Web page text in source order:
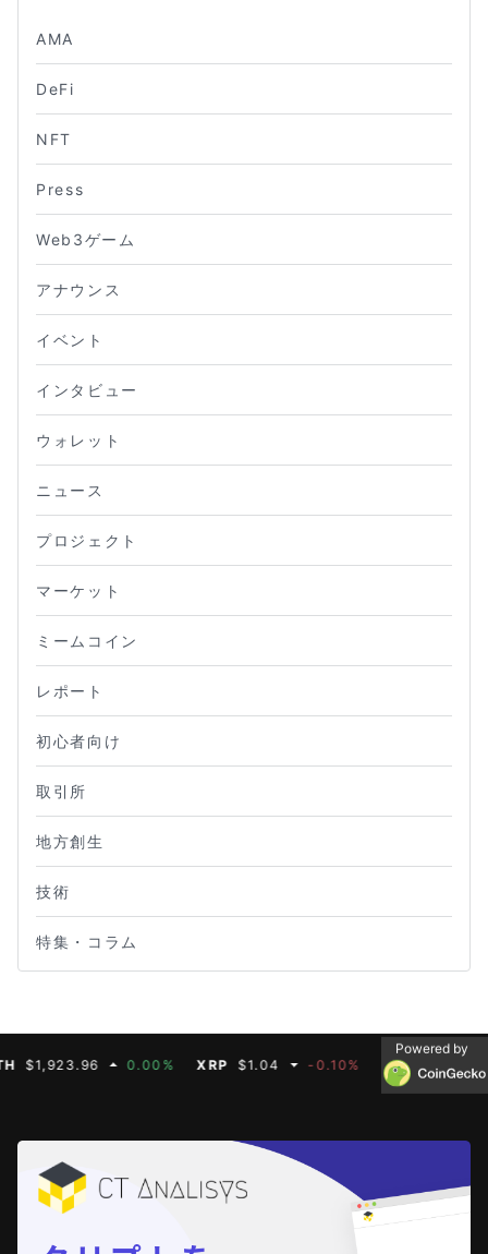
AMA
DeFi
NFT
Press
Web3ゲーム
アナウンス
イベント
インタビュー
ウォレット
ニュース
プロジェクト
マーケット
ミームコイン
レポート
初心者向け
取引所
地方創生
技術
特集・コラム
0.00% XRP $1.04 -0.10% BNB $608.19
Powered by